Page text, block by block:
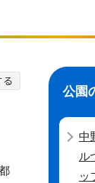
公園
中
ル
ッ